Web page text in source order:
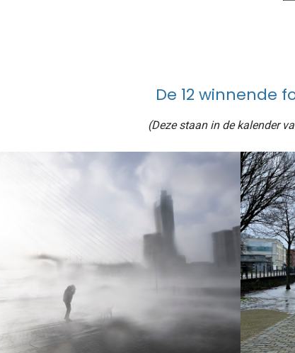
De 12 winnende
(Deze staan in de kalender